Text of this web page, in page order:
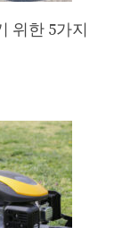
위한 5가지